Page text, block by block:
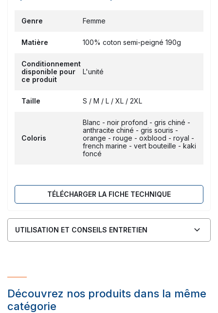
Genre Femme
Matière 100% coton semi-peigné 190g
Conditionnement
disponible pour
ce produit
L'unité
Taille S / M / L / XL / 2XL
Coloris
Blanc - noir profond - gris chiné -
anthracite chiné - gris souris -
orange - rouge - oxblood - royal -
french marine - vert bouteille - kaki
foncé
TÉLÉCHARGER LA FICHE TECHNIQUE
UTILISATION ET CONSEILS ENTRETIEN
Découvrez nos produits dans la même
catégorie